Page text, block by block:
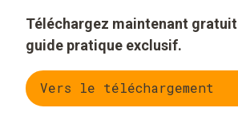
Téléchargez maintenant
guide pratique exclusif.
Vers le téléchargement